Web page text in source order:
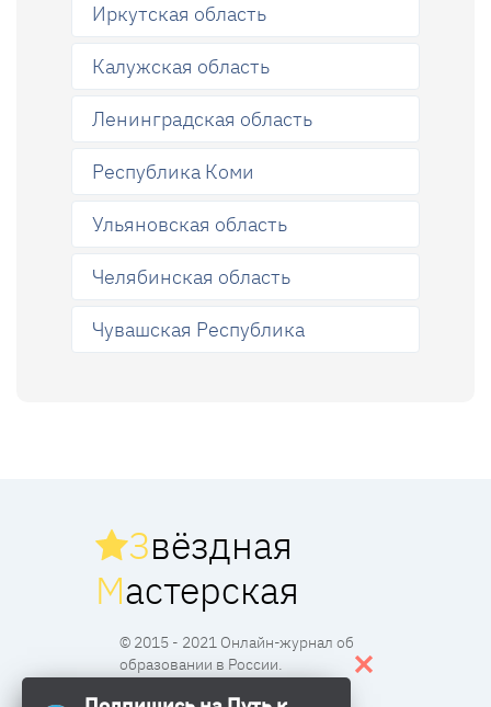
Иркутская область
Калужская область
Ленинградская область
Республика Коми
Ульяновская область
Челябинская область
Чувашская Республика
Звёздная
Мастерская
© 2015 - 2021 Онлайн-журнал об
образовании в России.